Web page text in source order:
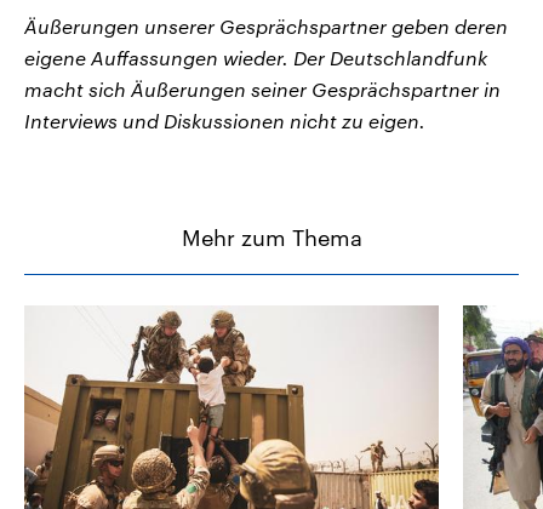
Äußerungen unserer Gesprächspartner geben deren
eigene Auffassungen wieder. Der Deutschlandfunk
macht sich Äußerungen seiner Gesprächspartner in
Interviews und Diskussionen nicht zu eigen.
Mehr zum Thema